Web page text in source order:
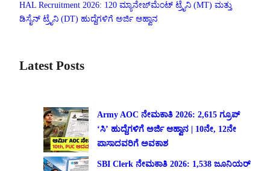
HAL Recruitment 2026: 120 ಮ್ಯಾನೇಜ್‌ಮೆಂಟ್ ಟ್ರೈನಿ (MT) ಮತ್ತು
ಡಿಸೈನ್ ಟ್ರೈನಿ (DT) ಹುದ್ದೆಗಳಿಗೆ ಅರ್ಜಿ ಆಹ್ವಾನ
Latest Posts
Army AOC ನೇಮಕಾತಿ 2026: 2,615 ಗ್ರೂಪ್
‘ಸಿ’ ಹುದ್ದೆಗಳಿಗೆ ಅರ್ಜಿ ಆಹ್ವಾನ | 10ನೇ, 12ನೇ
ಪಾಸಾದವರಿಗೆ ಅವಕಾಶ
SBI Clerk ನೇಮಕಾತಿ 2026: 1,538 ಜೂನಿಯರ್